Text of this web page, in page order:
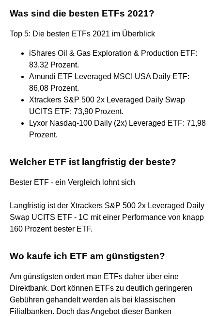
Was sind die besten ETFs 2021?
Top 5: Die besten ETFs 2021 im Überblick
iShares Oil & Gas Exploration & Production ETF:
83,32 Prozent.
Amundi ETF Leveraged MSCI USA Daily ETF:
86,08 Prozent.
Xtrackers S&P 500 2x Leveraged Daily Swap
UCITS ETF: 73,90 Prozent.
Lyxor Nasdaq-100 Daily (2x) Leveraged ETF: 71,98
Prozent.
Welcher ETF ist langfristig der beste?
Bester ETF - ein Vergleich lohnt sich
Langfristig ist der Xtrackers S&P 500 2x Leveraged Daily
Swap UCITS ETF - 1C mit einer Performance von knapp
160 Prozent bester ETF.
Wo kaufe ich ETF am günstigsten?
Am günstigsten ordert man ETFs daher über eine
Direktbank. Dort können ETFs zu deutlich geringeren
Gebühren gehandelt werden als bei klassischen
Filialbanken. Doch das Angebot dieser Banken